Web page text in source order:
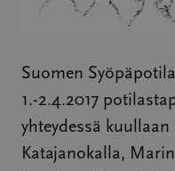
Suomen
1.-2.4.2017
yhteydessä
Katajanokalla,